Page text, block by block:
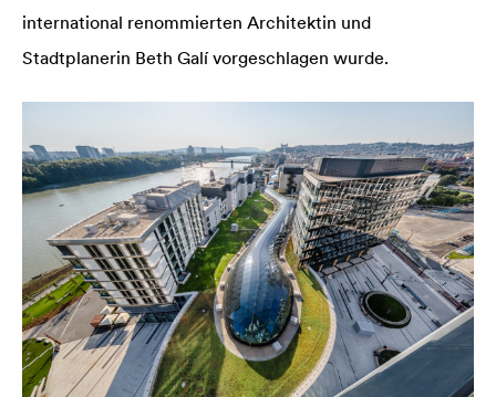
international renommierten Architektin und
Stadtplanerin Beth Galí vorgeschlagen wurde.